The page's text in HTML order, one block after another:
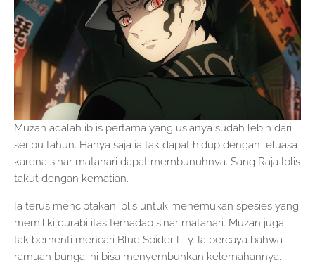
Muzan adalah iblis pertama yang usianya sudah lebih dari
seribu tahun. Hanya saja ia tak dapat hidup dengan leluasa
karena sinar matahari dapat membunuhnya. Sang Raja Iblis
takut dengan kematian.
Ia terus menciptakan iblis untuk menemukan spesies yang
memiliki durabilitas terhadap sinar matahari. Muzan juga
tak berhenti mencari Blue Spider Lily. Ia percaya bahwa
ramuan bunga ini bisa menyembuhkan kelemahannya.